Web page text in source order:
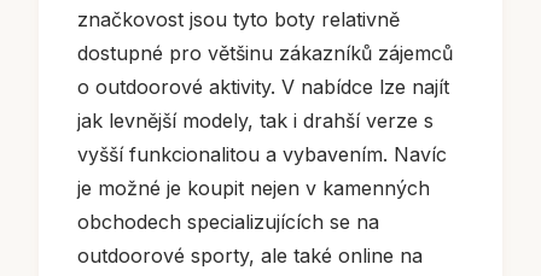
značkovost jsou tyto boty relativně
dostupné pro většinu zákazníků zájemců
o outdoorové aktivity. V nabídce lze najít
jak levnější modely, tak i drahší verze s
vyšší funkcionalitou a vybavením. Navíc
je možné je koupit nejen v kamenných
obchodech specializujících se na
outdoorové sporty, ale také online na